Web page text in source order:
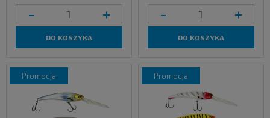
- +
DO KOSZYKA
- +
DO KOSZYKA
promocja promocja